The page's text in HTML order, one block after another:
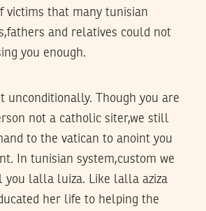
victims that many tunisian
and relatives could not
you enough.
unconditionally. Though you are
not a catholic siter,we still
to the vatican to anoint you
In tunisian system,custom we
you lalla luiza. Like lalla aziza
her life to helping the